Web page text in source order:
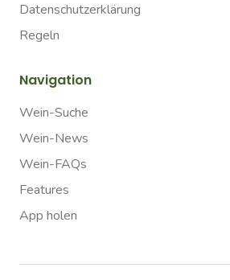
Datenschutzerklärung
Regeln
Navigation
Wein-Suche
Wein-News
Wein-FAQs
Features
App holen